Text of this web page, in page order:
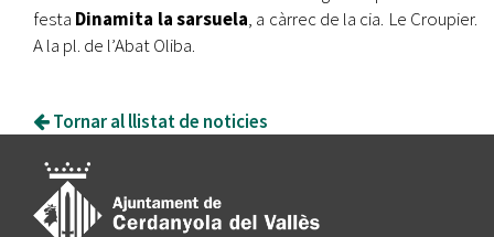
festa Dinamita la sarsuela, a càrrec de la cia. Le Croupier.
A la pl. de l’Abat Oliba.
Tornar al llistat de noticies